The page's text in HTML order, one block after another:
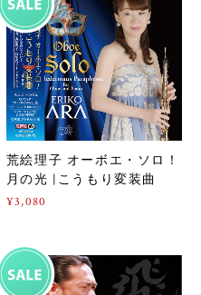
荒絵理子 オーボエ・ソロ！
月の光 |こうもり変装曲
¥3,080